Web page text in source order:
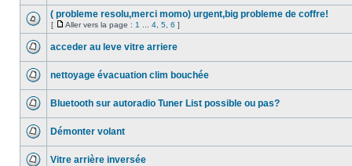
( probleme resolu,merci momo) urgent,big probleme de coffre!
[ Aller vers la page : 1 4 5 6 ]
acceder au leve vitre arriere
nettoyage évacuation clim bouchée
Bluetooth sur autoradio Tuner List possible ou pas?
Démonter volant
Vitre arrière inversée